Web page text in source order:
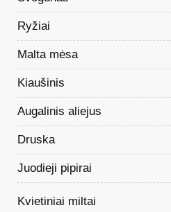
Ryžiai
Malta mėsa
Kiaušinis
Augalinis aliejus
Druska
Juodieji pipirai
Kvietiniai miltai